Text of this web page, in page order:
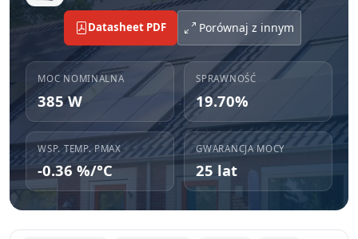
Datasheet PDF Porównaj z innym
MOC NOMINALNA
385 W
SPRAWNOŚĆ
19.70%
WSP. TEMP. PMAX
-0.36 %/°C
GWARANCJA MOCY
25 lat